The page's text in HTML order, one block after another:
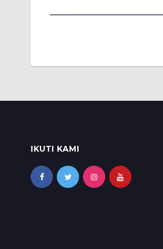
IKUTI KAMI